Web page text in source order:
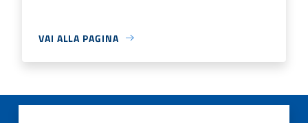
VAI ALLA PAGINA